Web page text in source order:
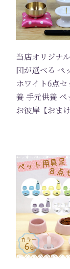
当店オリジナ
団が選べる ペ
ホワイト6点
養 手元供養 ペ
お彼岸【おま